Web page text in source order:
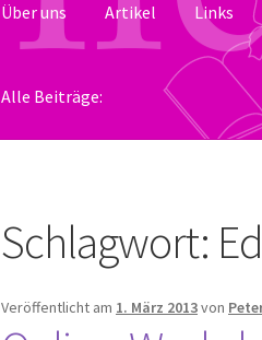
Über uns Artikel Links
Alle Beiträge:
Schlagwort:
Veröffentlicht am 1. März 2013von